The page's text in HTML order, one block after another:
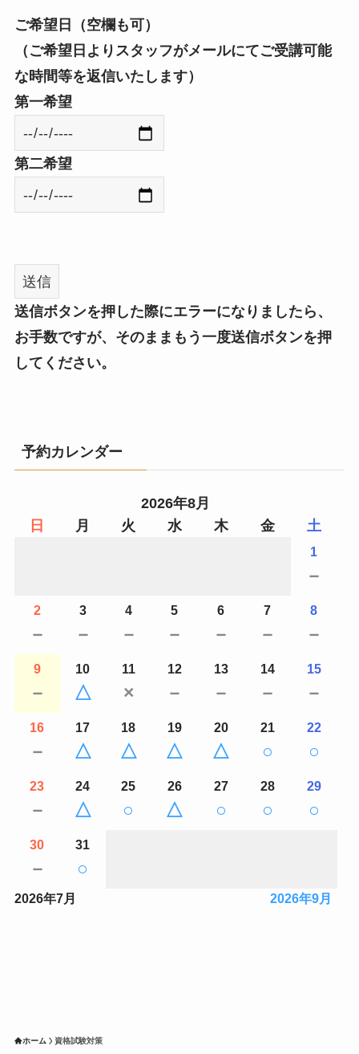
ご希望日（空欄も可）
（ご希望日よりスタッフがメールにてご受講可能
な時間等を返信いたします）
第一希望
第二希望
送信ボタンを押した際にエラーになりましたら、
お手数ですが、そのままもう一度送信ボタンを押
してください。
予約カレンダー
2026年8月
日
月 火 水 木 金 土
1
－
2
－
3
－
4
－
5
－
6
－
7
－
8
－
9
－
10
△
11
×
12
－
13
－
14
－
15
－
16
－
17
△
18
△
19
△
20
△
21
○
22
○
23
－
24
△
25
○
26
△
27
○
28
○
29
○
30
－
31
○
2026年7月 2026年9月
ホーム 資格試験対策